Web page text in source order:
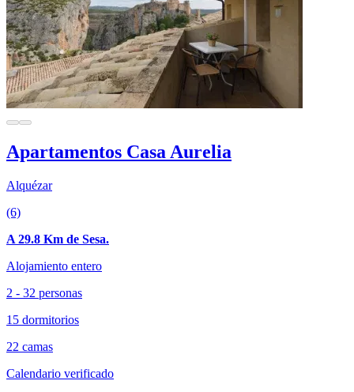
Apartamentos Casa Aurelia
Alquézar
(6)
A 29.8 Km de Sesa.
Alojamiento entero
2 - 32 personas
15 dormitorios
22 camas
Calendario verificado